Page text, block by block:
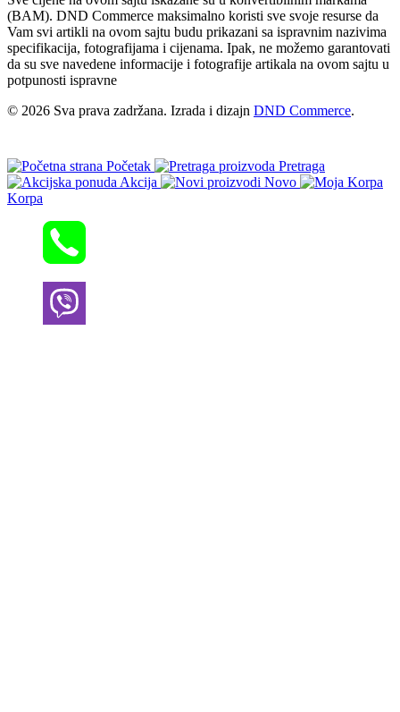
(BAM). DND Commerce maksimalno koristi sve svoje resurse da
Vam svi artikli na ovom sajtu budu prikazani sa ispravnim nazivima
specifikacija, fotografijama i cijenama. Ipak, ne možemo garantovati
da su sve navedene informacije i fotografije artikala na ovom sajtu u
potpunosti ispravne
© 2026 Sva prava zadržana. Izrada i dizajn DND Commerce.
Početak
Pretraga
Akcija
Novo
Korpa